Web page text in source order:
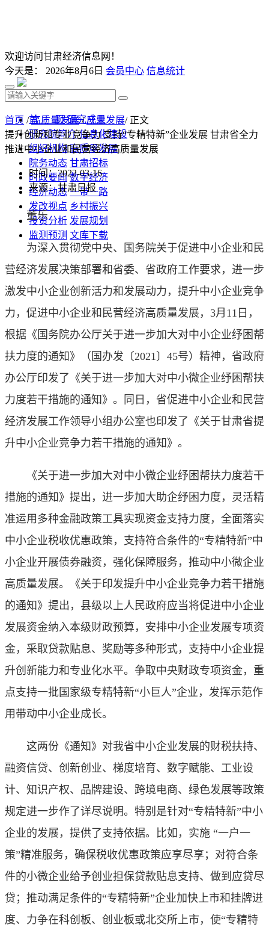
欢迎访问甘肃经济信息网！
今天是： 2026年8月6日 会员中心 信息统计
首 页 研究成果
研究院简介 信息化建设
组织机构 高质量发展
院务动态 甘肃招标
时政要闻 数字经济
经济动态 一带一路
发改视点 乡村振兴
投资分析 发展规划
监测预测 文库下载
首页 /高质量发展/产业发展/ 正文
提升创新和专业竞争力 支持“专精特新”企业发展 甘肃省全力
推进中小企业和民营经济高质量发展
时间：2022-03-16
来源：甘肃日报
董乐
为深入贯彻党中央、国务院关于促进中小企业和民
营经济发展决策部署和省委、省政府工作要求，进一步
激发中小企业创新活力和发展动力，提升中小企业竞争
力，促进中小企业和民营经济高质量发展，3月11日，
根据《国务院办公厅关于进一步加大对中小企业纾困帮
扶力度的通知》（国办发〔2021〕45号）精神，省政府
办公厅印发了《关于进一步加大对中小微企业纾困帮扶
力度若干措施的通知》。同日，省促进中小企业和民营
经济发展工作领导小组办公室也印发了《关于甘肃省提
升中小企业竞争力若干措施的通知》。
《关于进一步加大对中小微企业纾困帮扶力度若干
措施的通知》提出，进一步加大助企纾困力度，灵活精
准运用多种金融政策工具实现资金支持力度，全面落实
中小企业税收优惠政策，支持符合条件的“专精特新”中
小企业开展债券融资，强化保障服务，推动中小微企业
高质量发展。《关于印发提升中小企业竞争力若干措施
的通知》提出，县级以上人民政府应当将促进中小企业
发展资金纳入本级财政预算，安排中小企业发展专项资
金，采取贷款贴息、奖励等多种形式，支持中小企业提
升创新能力和专业化水平。争取中央财政专项资金，重
点支持一批国家级专精特新“小巨人”企业，发挥示范作
用带动中小企业成长。
这两份《通知》对我省中小企业发展的财税扶持、
融资信贷、创新创业、梯度培育、数字赋能、工业设
计、知识产权、品牌建设、跨境电商、绿色发展等政策
规定进一步作了详尽说明。特别是针对“专精特新”中小
企业的发展，提供了支持依据。比如，实施 “一户一
策”精准服务，确保税收优惠政策应享尽享；对符合条
件的小微企业给予创业担保贷款贴息支持、做到应贷尽
贷；推动满足条件的“专精特新”企业加快上市和挂牌进
度、力争在科创板、创业板或北交所上市，使“专精特